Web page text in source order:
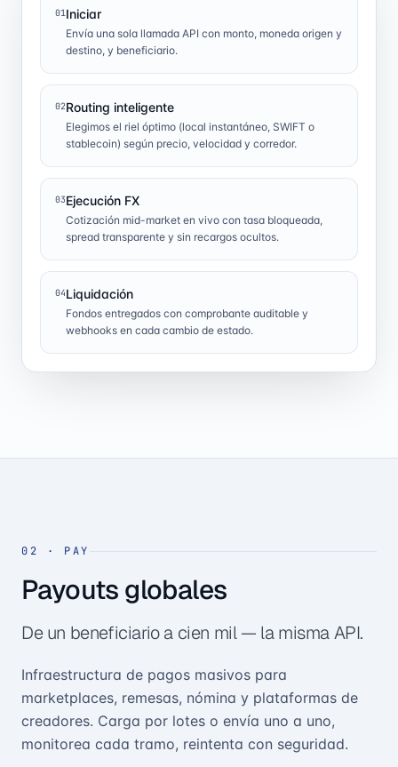
01Iniciar
Envía una sola llamada API con monto, moneda origen y
destino, y beneficiario.
02Routing inteligente
Elegimos el riel óptimo (local instantáneo, SWIFT o
stablecoin) según precio, velocidad y corredor.
03Ejecución FX
Cotización mid-market en vivo con tasa bloqueada,
spread transparente y sin recargos ocultos.
04Liquidación
Fondos entregados con comprobante auditable y
webhooks en cada cambio de estado.
02 · PAY
Payouts globales
De un beneficiario a cien mil — la misma API.
Infraestructura de pagos masivos para
marketplaces, remesas, nómina y plataformas de
creadores. Carga por lotes o envía uno a uno,
monitorea cada tramo, reintenta con seguridad.